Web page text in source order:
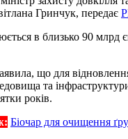
Гринчук, передає
в близько 90 млрд
що для
та
років.
Біочар для очищення